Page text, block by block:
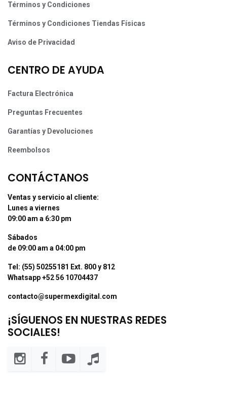
Términos y Condiciones
Términos y Condiciones Tiendas Físicas
Aviso de Privacidad
CENTRO DE AYUDA
Factura Electrónica
Preguntas Frecuentes
Garantías y Devoluciones
Reembolsos
CONTÁCTANOS
Ventas y servicio al cliente:
Lunes a viernes
09:00 am a 6:30 pm
Sábados
de 09:00 am a 04:00 pm
Tel: (55) 50255181 Ext. 800 y 812
Whatsapp +52 56 10704437
contacto@supermexdigital.com
¡SÍGUENOS EN NUESTRAS REDES
SOCIALES!